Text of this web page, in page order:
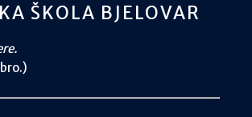
ŠKOLA BJELOVAR